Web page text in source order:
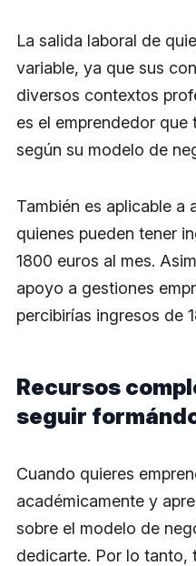
La salida laboral de
variable, ya que sus
diversos contextos
es el emprendedor que
según su modelo de
También es aplicable a
quienes pueden tener
1800 euros al mes.
apoyo a gestiones
percibirías ingresos de
Recursos
seguir
Cuando quieres
académicamente y
sobre el modelo de
dedicarte. Por lo tanto,